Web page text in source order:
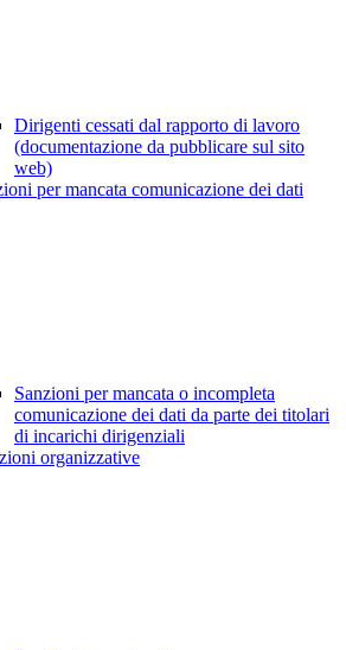
Dirigenti cessati dal rapporto di lavoro
(documentazione da pubblicare sul sito
web)
per mancata comunicazione dei dati
Sanzioni per mancata o incompleta
comunicazione dei dati da parte dei titolari
di incarichi dirigenziali
organizzative